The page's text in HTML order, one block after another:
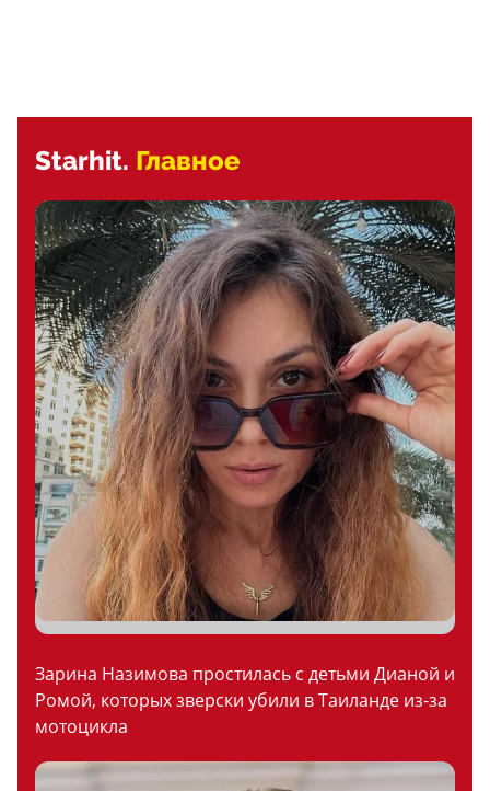
Starhit. Главное
Зарина Назимова простилась с детьми Дианой и
Ромой, которых зверски убили в Таиланде из-за
мотоцикла